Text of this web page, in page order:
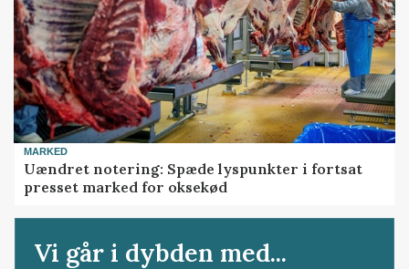
MARKED
Uændret notering: Spæde lyspunkter i fortsat
presset marked for oksekød
Vi går i dybden med...